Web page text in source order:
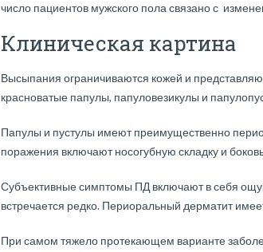
число пациентов мужского пола связано с
Клиническая картина
Высыпания ограничиваются кожей и
красноватые папулы, папуловезикулы и
Папулы и пустулы имеют преимущественно
поражения включают носогубную складку и
Субъективные симптомы ПД включают в себя
встречается редко. Периоральный дерматит
При самом тяжело протекающем варианте